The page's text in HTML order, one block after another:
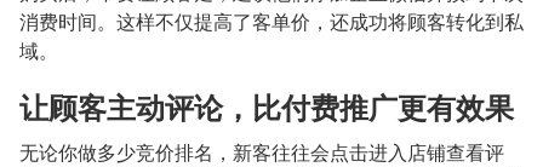
消费时间。这样不仅提高了客单价，还成功将顾客转化到私
域。
让顾客主动评论，比付费推广更有效果
无论你做多少竞价排名，新客往往会点击进入店铺查看评